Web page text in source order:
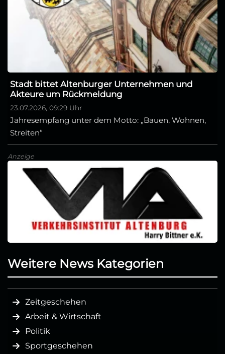
Stadt bittet Altenburger Unternehmen und
Akteure um Rückmeldung
23.07.2026, 09:29 Uhr
Jahresempfang unter dem Motto: „Bauen, Wohnen,
Streiten“
Anzeige
Weitere News Kategorien
Zeitgeschehen
Arbeit & Wirtschaft
Politik
Sportgeschehen